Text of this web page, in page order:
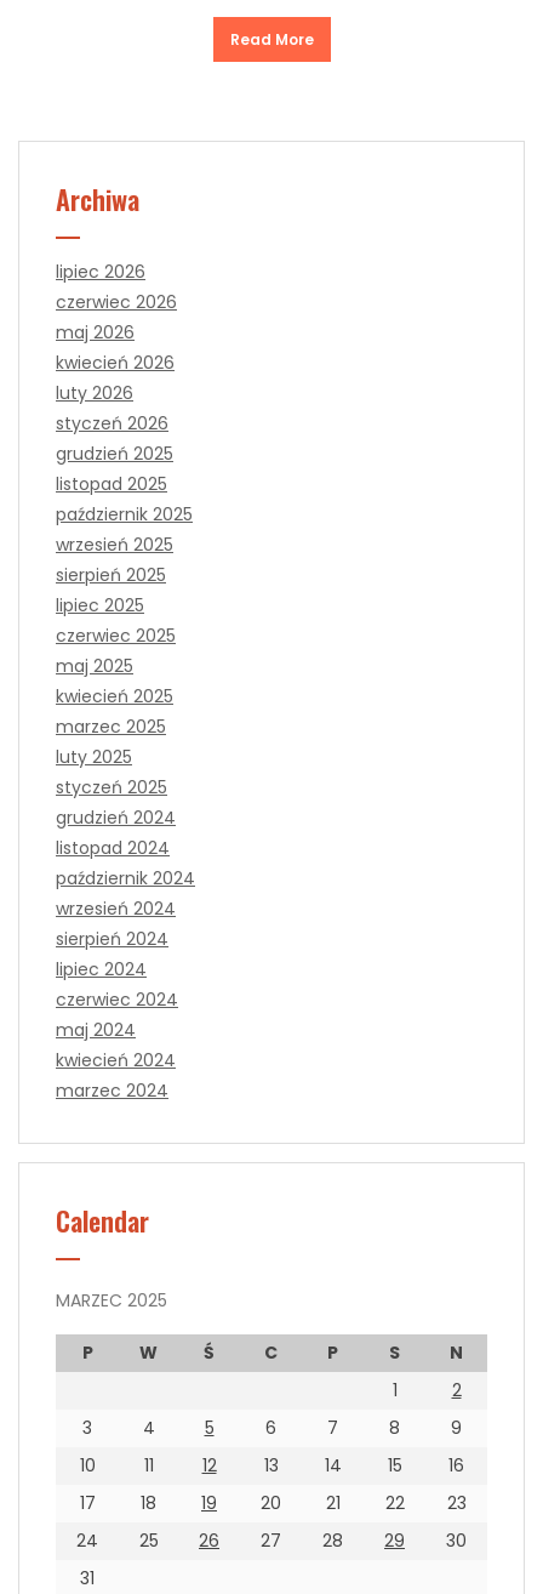
Read More
Archiwa
lipiec 2026
czerwiec 2026
maj 2026
kwiecień 2026
luty 2026
styczeń 2026
grudzień 2025
listopad 2025
październik 2025
wrzesień 2025
sierpień 2025
lipiec 2025
czerwiec 2025
maj 2025
kwiecień 2025
marzec 2025
luty 2025
styczeń 2025
grudzień 2024
listopad 2024
październik 2024
wrzesień 2024
sierpień 2024
lipiec 2024
czerwiec 2024
maj 2024
kwiecień 2024
marzec 2024
Calendar
MARZEC 2025
P W Ś C P S
N
1
2
3
4 5 6 7 8
9
10
11 12 13 14 15
16
17
18 19 20 21 22
23
24
25 26 27 28 29
30
31